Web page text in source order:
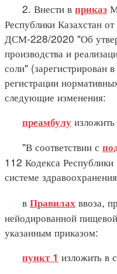
2. Внести в приказ
Республики Казахстан
ДСМ-228/2020 "Об
производства и
соли" (зарегистрирован
регистрации
следующие изменения:
преамбулу
"В соответствии с
112 Кодекса
системе
в Правилах ввоза,
нейодированной
указанным приказом:
пункт 1 изложить в